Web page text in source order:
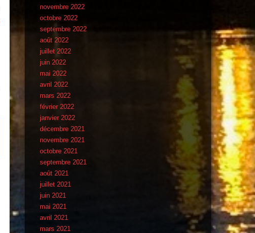
novembre 2022
octobre 2022
septembre 2022
août 2022
juillet 2022
juin 2022
mai 2022
avril 2022
mars 2022
février 2022
janvier 2022
décembre 2021
novembre 2021
octobre 2021
septembre 2021
août 2021
juillet 2021
juin 2021
mai 2021
avril 2021
mars 2021